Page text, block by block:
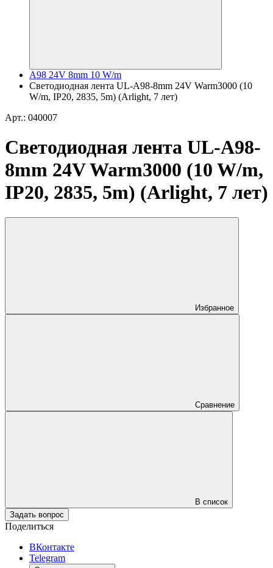
A98 24V 8mm 10 W/m
Светодиодная лента UL-A98-8mm 24V Warm3000 (10
W/m, IP20, 2835, 5m) (Arlight, 7 лет)
Арт.: 040007
Светодиодная лента UL-A98-
8mm 24V Warm3000 (10 W/m,
IP20, 2835, 5m) (Arlight, 7 лет)
Избранное
Сравнение
В список
Задать вопрос
Поделиться
ВКонтакте
Telegram